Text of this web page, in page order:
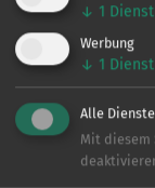
↓ 1 Dienst
Werbung
↓ 1 Dienst
Alle
Mit diesem